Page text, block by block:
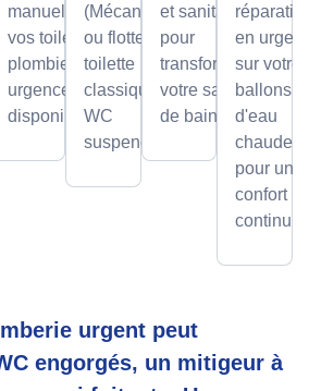
100
manuel de
vos toilettes,
plombier en
urgence
disponible.
(Mécanisme
ou flotteur) sur
toilette
classique ou
WC
suspendu.
et sanitaire
pour
transformer
votre salle
de bain.
en
sur votre
ballons
d'eau
chaude,
pour un
confort
continu.
urgent peut
engorgés, un mitigeur à